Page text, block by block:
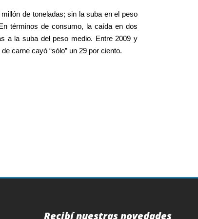
de toneladas; sin la suba en el peso
términos de consumo, la caída en dos
a la suba del peso medio. Entre 2009 y
carne cayó “sólo” un 29 por ciento.
Recibí nuestras novedades